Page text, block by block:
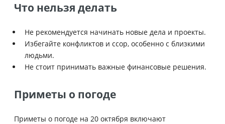
Что нельзя делать
Не рекомендуется начинать новые дела и проекты.
Избегайте конфликтов и ссор, особенно с близкими
людьми.
Не стоит принимать важные финансовые решения.
Приметы о погоде
Приметы о погоде на 20 октября включают